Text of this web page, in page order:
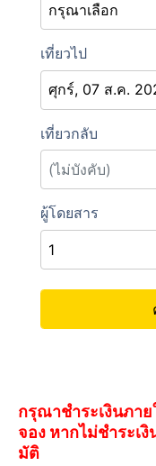
กรุณาชำระเงินภา
จอง หากไม่ชำระเ
มัติ